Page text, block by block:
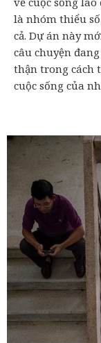
là nhóm thiểu
cả. Dự án này
câu chuyện
thận trong cách
cuộc sống của